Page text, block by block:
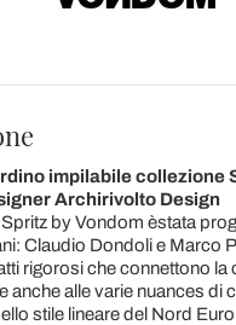
impilabile collezione
Archirivolto Design
by Vondom èstata
Claudio Dondoli e Marco
rigorosi che connettono la
anche alle varie nuances di
stile lineare del Nord